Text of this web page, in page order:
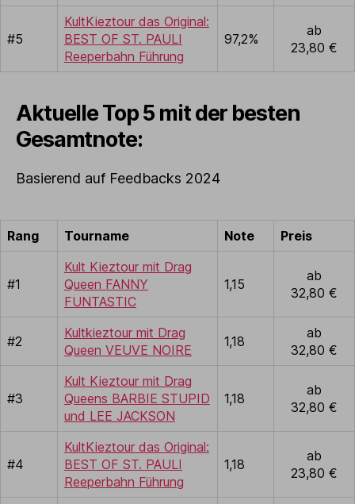
#5
KultKieztour das Original:
BEST OF ST. PAULI
Reeperbahn Führung
97,2%
ab
23,80 €
Aktuelle Top 5 mit der besten
Gesamtnote:
Basierend auf Feedbacks 2024
Rang Tourname Note Preis
#1
Kult Kieztour mit Drag
Queen FANNY
FUNTASTIC
1,15
ab
32,80 €
#2
Kultkieztour mit Drag
Queen VEUVE NOIRE
1,18
ab
32,80 €
#3
Kult Kieztour mit Drag
Queens BARBIE STUPID
und LEE JACKSON
1,18
ab
32,80 €
#4
KultKieztour das Original:
BEST OF ST. PAULI
Reeperbahn Führung
1,18
ab
23,80 €